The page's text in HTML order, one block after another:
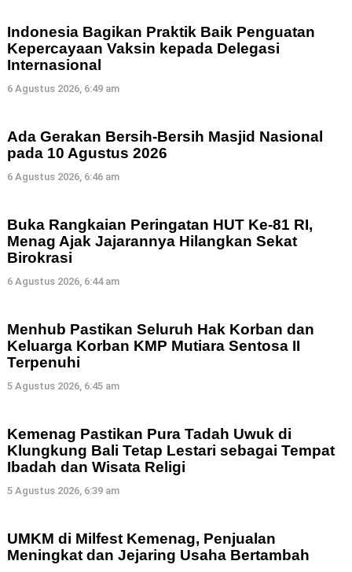
Indonesia Bagikan Praktik Baik Penguatan
Kepercayaan Vaksin kepada Delegasi
Internasional
6 Agustus 2026, 6:49 am
Ada Gerakan Bersih-Bersih Masjid Nasional
pada 10 Agustus 2026
6 Agustus 2026, 6:46 am
Buka Rangkaian Peringatan HUT Ke-81 RI,
Menag Ajak Jajarannya Hilangkan Sekat
Birokrasi
6 Agustus 2026, 6:44 am
Menhub Pastikan Seluruh Hak Korban dan
Keluarga Korban KMP Mutiara Sentosa II
Terpenuhi
5 Agustus 2026, 6:45 am
Kemenag Pastikan Pura Tadah Uwuk di
Klungkung Bali Tetap Lestari sebagai Tempat
Ibadah dan Wisata Religi
5 Agustus 2026, 6:39 am
UMKM di Milfest Kemenag, Penjualan
Meningkat dan Jejaring Usaha Bertambah